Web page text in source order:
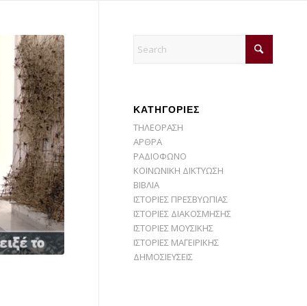
KΑΤΗΓΟΡΙΕΣ
ΤΗΛΕΟΡΑΣΗ
ΑΡΘΡΑ
ΡΑΔΙΟΦΩΝΟ
ΚΟΙΝΩΝΙΚΗ ΔΙΚΤΥΩΣΗ
ΒΙΒΛΙΑ
ΙΣΤΟΡΙΕΣ ΠΡΕΣΒΥΩΠΙΑΣ
ΙΣΤΟΡΙΕΣ ΔΙΑΚΟΣΜΗΣΗΣ
ΙΣΤΟΡΙΕΣ ΜΟΥΣΙΚΗΣ
ΙΣΤΟΡΙΕΣ ΜΑΓΕΙΡΙΚΗΣ
ΔΗΜΟΣΙΕΥΣΕΙΣ